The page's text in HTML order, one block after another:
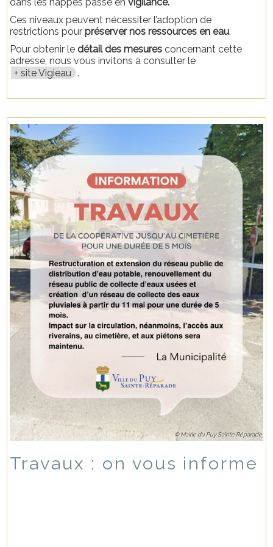
dans les nappes passe en vigilance.
Ces niveaux peuvent nécessiter l’adoption de
restrictions pourpréserver nos ressources en eau.
Pour obtenir le détail des mesures concernant cette
adresse, nous vous invitons à consulter le
site Vigieau .
© Mairie du Puy Sainte Réparade
Travaux : on vous informe